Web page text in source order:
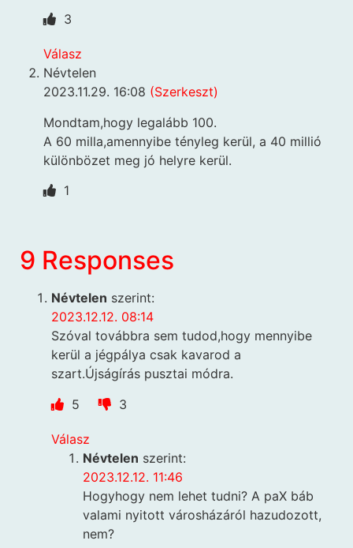
3
Válasz
Névtelen
2023.11.29. 16:08 (Szerkeszt)
Mondtam,hogy legalább 100.
A 60 milla,amennyibe tényleg kerül, a 40 millió
különbözet meg jó helyre kerül.
1
9 Responses
Névtelen szerint:
2023.12.12. 08:14
Szóval továbbra sem tudod,hogy mennyibe
kerül a jégpálya csak kavarod a
szart.Újságírás pusztai módra.
5
3
Válasz
Névtelen szerint:
2023.12.12. 11:46
Hogyhogy nem lehet tudni? A paX báb
valami nyitott városházáról hazudozott,
nem?